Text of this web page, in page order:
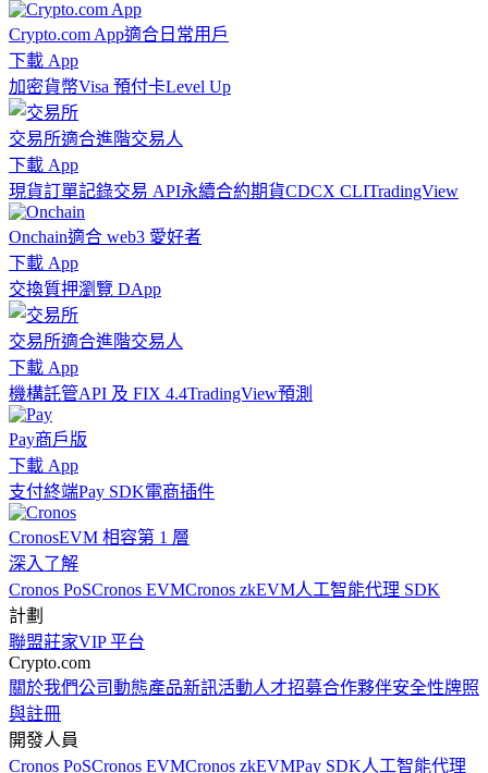
Crypto.com App適合日常用戶
下載 App
加密貨幣Visa 預付卡Level Up
交易所適合進階交易人
下載 App
現貨訂單記錄交易 API永續合約期貨CDCX CLITradingView
Onchain適合 web3 愛好者
下載 App
交換質押瀏覽 DApp
交易所適合進階交易人
下載 App
機構託管API 及 FIX 4.4TradingView預測
Pay商戶版
下載 App
支付終端Pay SDK電商插件
CronosEVM 相容第 1 層
深入了解
Cronos PoSCronos EVMCronos zkEVM人工智能代理 SDK
計劃
聯盟莊家VIP 平台
Crypto.com
關於我們公司動態產品新訊活動人才招募合作夥伴安全性牌照
與註冊
開發人員
Cronos PoSCronos EVMCronos zkEVMPay SDK人工智能代理